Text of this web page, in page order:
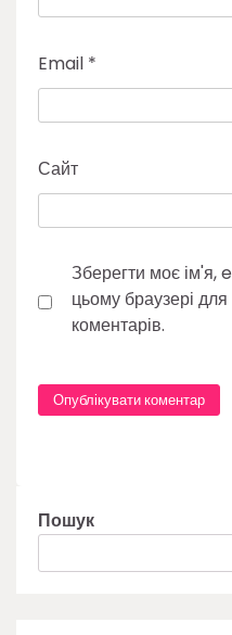
Email *
Сайт
Зберегти моє ім'я,
цьому браузері
коментарів.
Пошук